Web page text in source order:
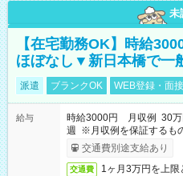
未
【在宅勤務OK】時給
ほぼなし▼新日本橋で一
派遣 ブランクOK WEB登録・面
給与
時給3000円 月収例 30万
週 ※月収例を保証するも
ービス利用可（利用条件有
交通費別途支給あり
交通費 1ヶ月3万円を上